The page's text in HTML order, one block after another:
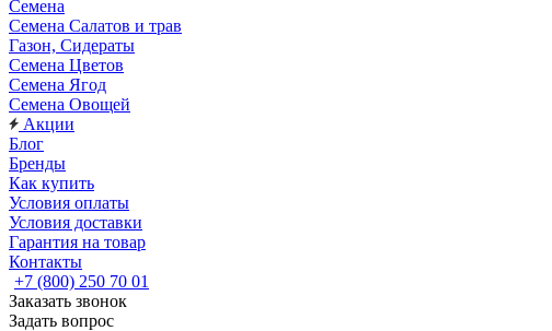
Семена
Семена Салатов и трав
Газон, Сидераты
Семена Цветов
Семена Ягод
Семена Овощей
Акции
Блог
Бренды
Как купить
Условия оплаты
Условия доставки
Гарантия на товар
Контакты
+7 (800) 250 70 01
Заказать звонок
Задать вопрос